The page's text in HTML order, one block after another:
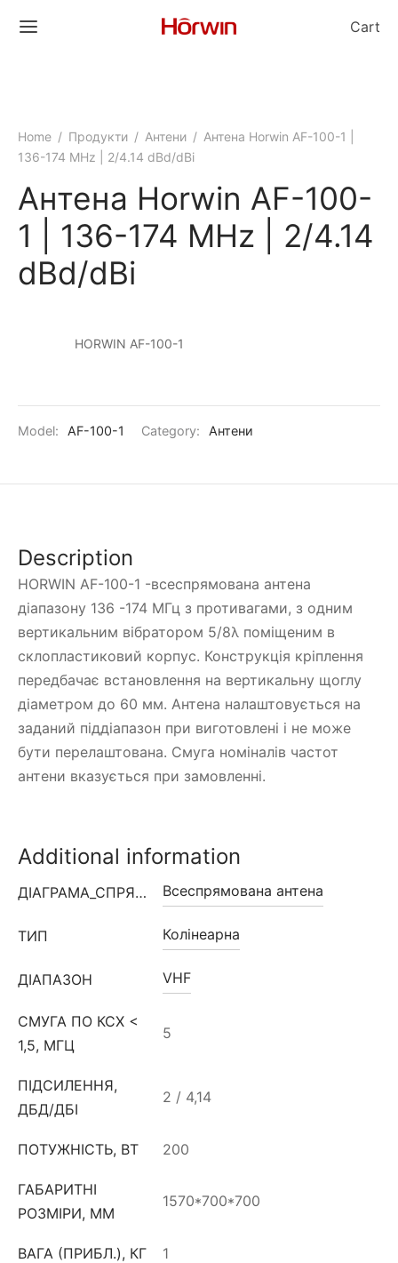
Cart
Home / Продукти / Антени / Антена Horwin AF-100-1 |
136-174 MHz | 2/4.14 dBd/dBi
Антена Horwin AF-100-
1 | 136-174 MHz | 2/4.14
dBd/dBi
HORWIN AF-100-1
Model: AF-100-1 Category: Антени
Description
HORWIN AF-100-1 -всеспрямована антена
діапазону 136 -174 МГц з противагами, з одним
вертикальним вібратором 5/8λ поміщеним в
склопластиковий корпус. Конструкція кріплення
передбачає встановлення на вертикальну щоглу
діаметром до 60 мм. Антена налаштовується на
заданий піддіапазон при виготовлені і не може
бути перелаштована. Смуга номіналів частот
антени вказується при замовленні.
Additional information
ДІАГРАМА_СПРЯМОВАНОСТІ Всеспрямована антена
ТИП Колінеарна
ДІАПАЗОН VHF
СМУГА ПО КСХ <
1,5, МГЦ
5
ПІДСИЛЕННЯ,
ДБД/ДБІ
2 / 4,14
ПОТУЖНІСТЬ, ВТ 200
ГАБАРИТНІ
РОЗМІРИ, ММ
1570*700*700
ВАГА (ПРИБЛ.), КГ 1